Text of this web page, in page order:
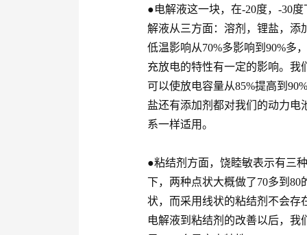
●电解液这一块，在-20度，-30
解液从三方面：溶剂，锂盐，添
低温影响从70%多影响到90%多
充放电的特性有一定的影响。我
可以使放电容量从85%提高到
盐还有添加剂都对我们的动力电
系一样适用。
●粘结剂方面，饶睦敏表示有三
下，两种点状大概做了70多到
状，而采用线状的粘结剂不会存
电解液到粘结剂的改善以后，